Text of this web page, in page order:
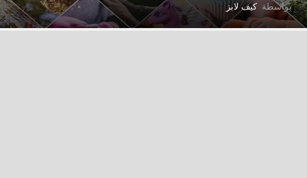
بواسطة كيف لابز